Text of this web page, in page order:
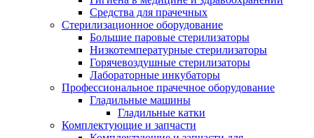
Средства для прачечных
Стерилизационное оборудование
Большие паровые стерилизаторы
Низкотемпературные стерилизаторы
Горячевоздушные стерилизаторы
Лабораторные инкубаторы
Профессиональное прачечное оборудование
Гладильные машины
Гладильные катки
Комплектующие и запчасти